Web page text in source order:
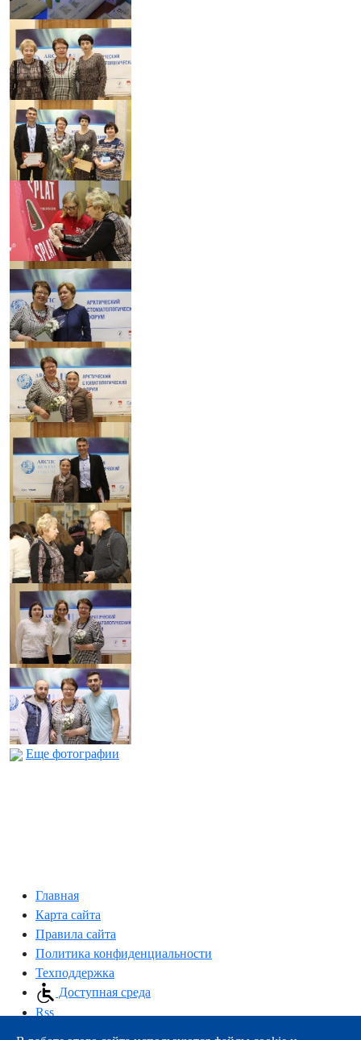
Еще фотографии
Главная
Карта сайта
Правила сайта
Политика конфиденциальности
Техподдержка
Доступная среда
Rss